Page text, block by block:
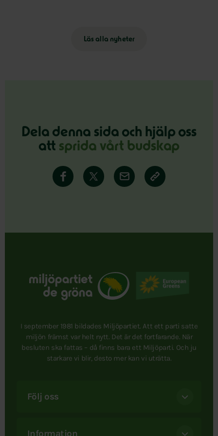
Läs alla nyheter
Dela denna sida och hjälp oss
att sprida vårt budskap
I september 1981 bildades Miljöpartiet. Att ett parti satte
miljön främst var helt nytt. Det är det fortfarande. När
besluten ska fattas – då finns bara ett Miljöparti. Och ju
starkare vi blir, desto mer kan vi uträtta.
Följ oss
Information